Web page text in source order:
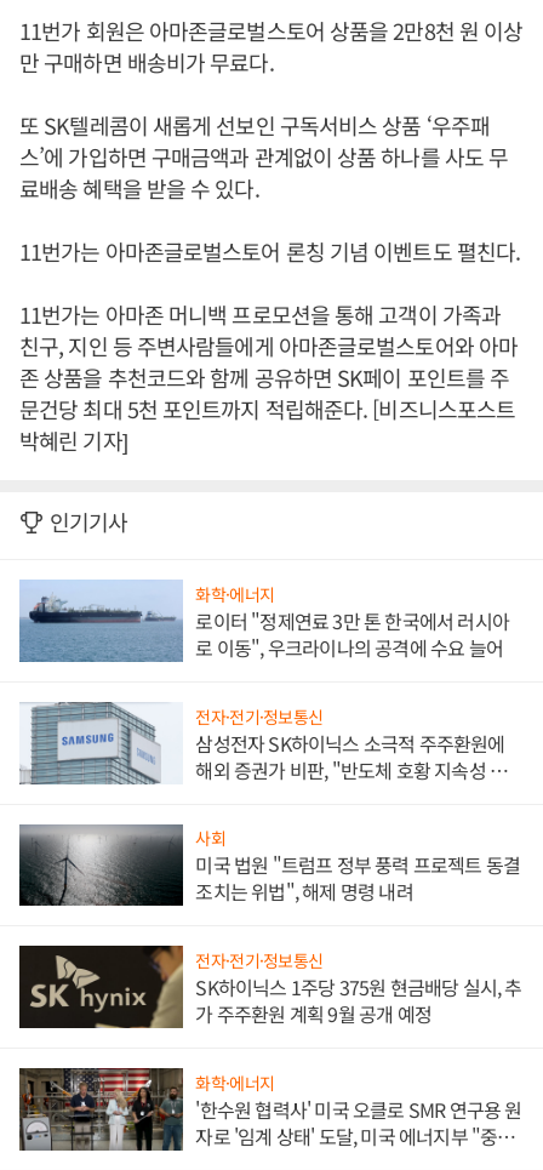
11번가 회원은 아마존글로벌스토어 상품을 2만8천 원 이상
만 구매하면 배송비가 무료다.
또 SK텔레콤이 새롭게 선보인 구독서비스 상품 ‘우주패
스’에 가입하면 구매금액과 관계없이 상품 하나를 사도 무
료배송 혜택을 받을 수 있다.
11번가는 아마존글로벌스토어 론칭 기념 이벤트도 펼친다.
11번가는 아마존 머니백 프로모션을 통해 고객이 가족과
친구, 지인 등 주변사람들에게 아마존글로벌스토어와 아마
존 상품을 추천코드와 함께 공유하면 SK페이 포인트를 주
문건당 최대 5천 포인트까지 적립해준다. [비즈니스포스트
박혜린 기자]
인기기사
화학·에너지
로이터 "정제연료 3만 톤 한국에서 러시아
로 이동", 우크라이나의 공격에 수요 늘어
전자·전기·정보통신
삼성전자 SK하이닉스 소극적 주주환원에
해외 증권가 비판, "반도체 호황 지속성 의
사회
미국 법원 "트럼프 정부 풍력 프로젝트 동결
조치는 위법", 해제 명령 내려
전자·전기·정보통신
SK하이닉스 1주당 375원 현금배당 실시, 추
가 주주환원 계획 9월 공개 예정
화학·에너지
'한수원 협력사' 미국 오클로 SMR 연구용 원
자로 '임계 상태' 도달, 미국 에너지부 "중요